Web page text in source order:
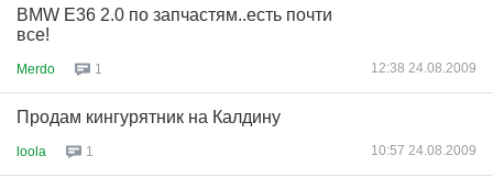
BMW E36 2.0 по запчастям..есть почти
все!
Merdo 1 12:38 24.08.2009
Продам кингурятник на Калдину
loola 1 10:57 24.08.2009